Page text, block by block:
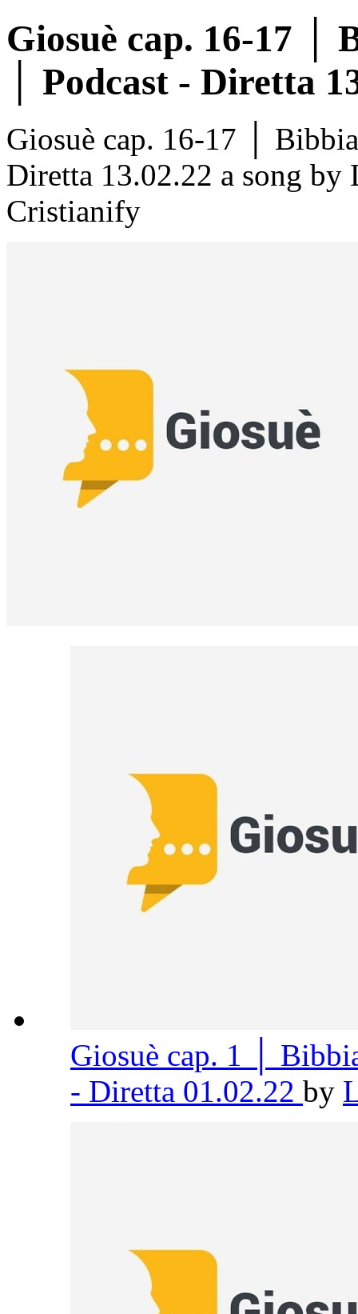
Giosuè cap. 16-17 │
│ Podcast - Diretta
Giosuè cap. 16-17 │
Diretta 13.02.22 a song
Cristianify
Giosuè cap. 1 │
- Diretta 01.02.22 by